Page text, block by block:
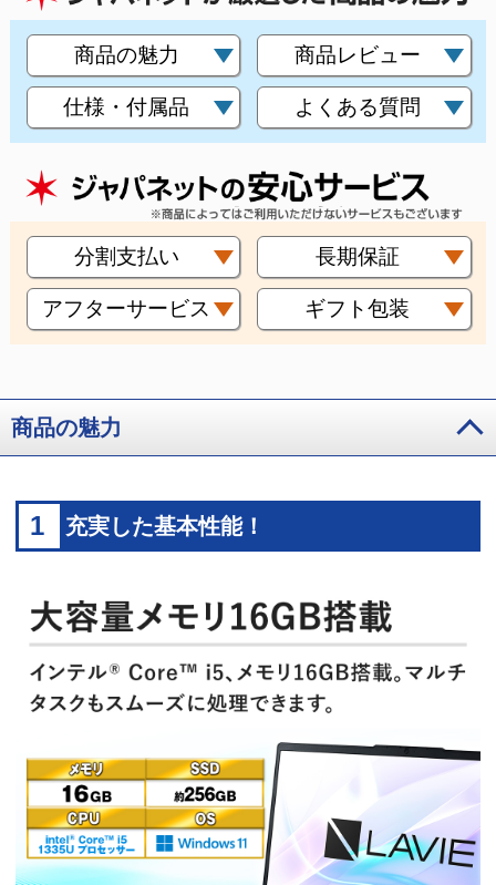
商品の魅力 商品レビュー
仕様・付属品 よくある質問
分割支払い 長期保証
アフターサービス ギフト包装
商品の魅力
1 充実した基本性能！